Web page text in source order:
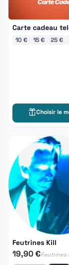
10 € 15 € 25 €
Choisir le
Feutrines Kill
19,90 €